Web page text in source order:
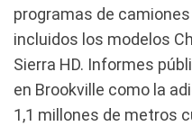
programas de
incluidos los modelos
Sierra HD. Informes
en Brookville como la
1,1 millones de metros